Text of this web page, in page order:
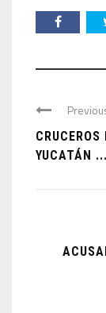
YUCATÁN ...